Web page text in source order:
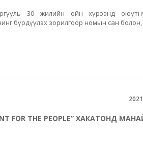
30 жилийн ойн хүрээнд
бүрдүүлэх зорилгоор номын сан
FOR THE РEOPLE” ХАКАТОНД